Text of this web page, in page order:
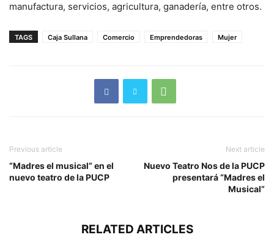
manufactura, servicios, agricultura, ganadería, entre otros.
TAGS Caja Sullana Comercio Emprendedoras Mujer
Previous article
“Madres el musical” en el
nuevo teatro de la PUCP
Next article
Nuevo Teatro Nos de la PUCP
presentará “Madres el
Musical”
RELATED ARTICLES